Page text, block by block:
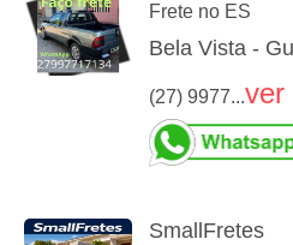
Frete no ES
Bela Vista -
(27) 9977...ver
SmallFretes